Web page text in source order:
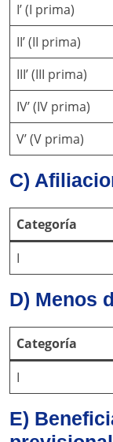
I’ (I prima)
II’ (II prima)
III’ (III prima)
IV’ (IV prima)
V’ (V prima)
C)
Categoría
I
D) Menos
Categoría
I
E)